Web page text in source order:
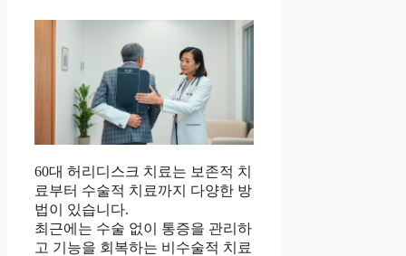
60대 허리디스크 치료는 보존적 치
료부터 수술적 치료까지 다양한 방
법이 있습니다.
최근에는 수술 없이 통증을 관리하
고 기능을 회복하는 비수술적 치료